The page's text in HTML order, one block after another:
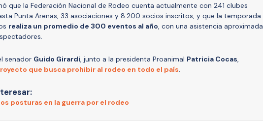
que la Federación Nacional de Rodeo cuenta actualmente con 241 clubes
Punta Arenas, 33 asociaciones y 8.200 socios inscritos, y que la temporada
realiza un promedio de 300 eventos al año, con una asistencia aproximada
senador Guido Girardi, junto a la presidenta Proanimal Patricia Cocas,
que busca prohibir al rodeo en todo el país.
posturas en la guerra por el rodeo